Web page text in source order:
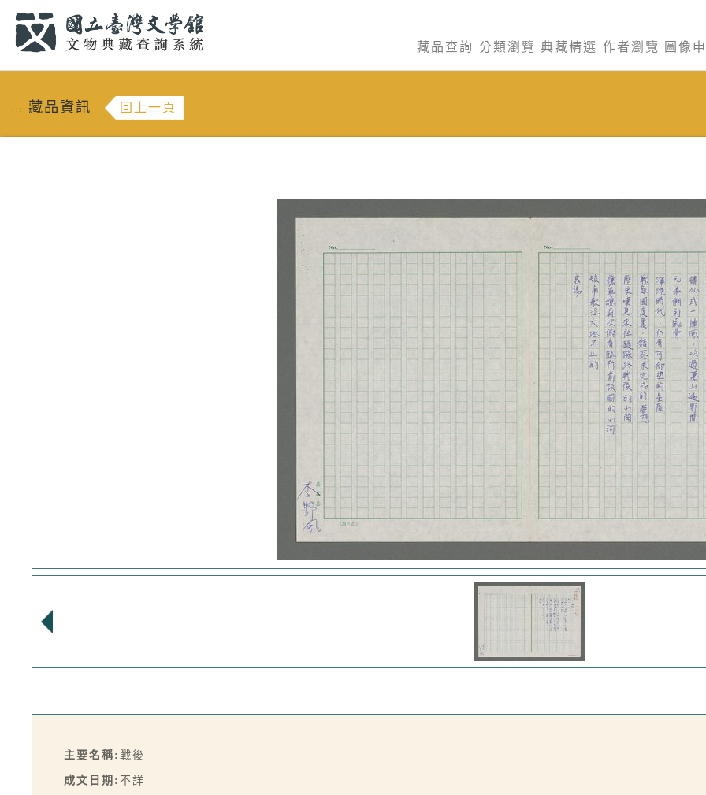
藏品查詢 分類瀏覽 典藏精選 作者瀏覽 圖像
::: 藏品資訊 回上一頁
主要名稱: 戰後
成文日期: 不詳